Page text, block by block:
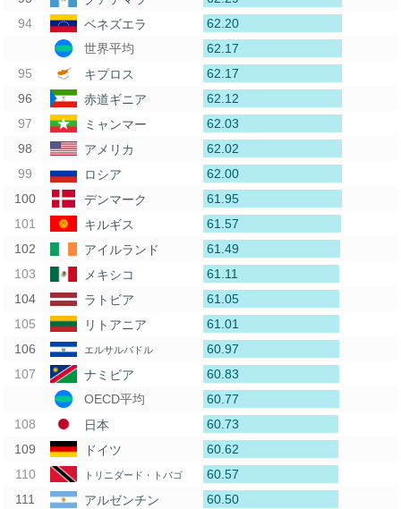
ベネズエラ
62.20
世界平均
62.17
キプロス
62.17
赤道ギニア
62.12
ミャンマー
62.03
アメリカ
62.02
ロシア
62.00
デンマーク
61.95
キルギス
61.57
アイルランド
61.49
メキシコ
61.11
ラトビア
61.05
リトアニア
61.01
エルサルバドル
60.97
ナミビア
60.83
OECD平均
60.77
日本
60.73
ドイツ
60.62
トリニダード・トバゴ
60.57
アルゼンチン
60.50